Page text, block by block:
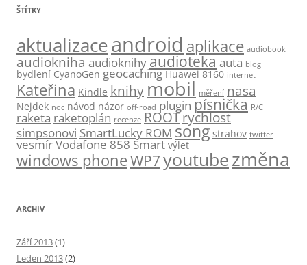
ŠTÍTKY
aktualizaceandroid aplikace audiobook
audiokniha audioknihy audioteka auta blog
bydlení CyanoGen geocaching Huawei 8160 internet
Kateřina Kindle knihy mobil měření nasa
Nejdek noc návod názor off-road plugin písnička R/C
raketa raketoplán recenze ROOTrychlost
simpsonovi SmartLucky ROM song strahov twitter
vesmírVodafone 858 Smart výlet
windows phoneWP7youtubezměna
ARCHIV
Září 2013(1)
Leden 2013(2)